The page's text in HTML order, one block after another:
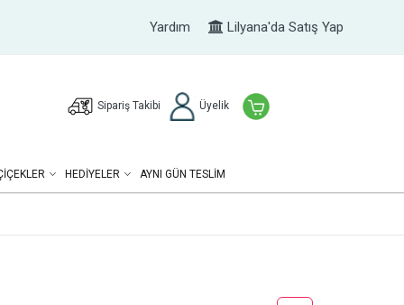
Yardım Lilyana'da Satış Yap
Sipariş Takibi Üyelik
HEDIYELER AYNI GÜN TESLİM